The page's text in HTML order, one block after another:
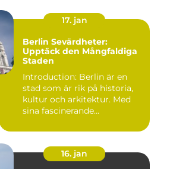
17. jan
Berlin Sevärdheter:
Upptäck den Mångfaldiga
Staden
Introduction: Berlin är en
stad som är rik på historia,
kultur och arkitektur. Med
sina fascinerande...
16. jan